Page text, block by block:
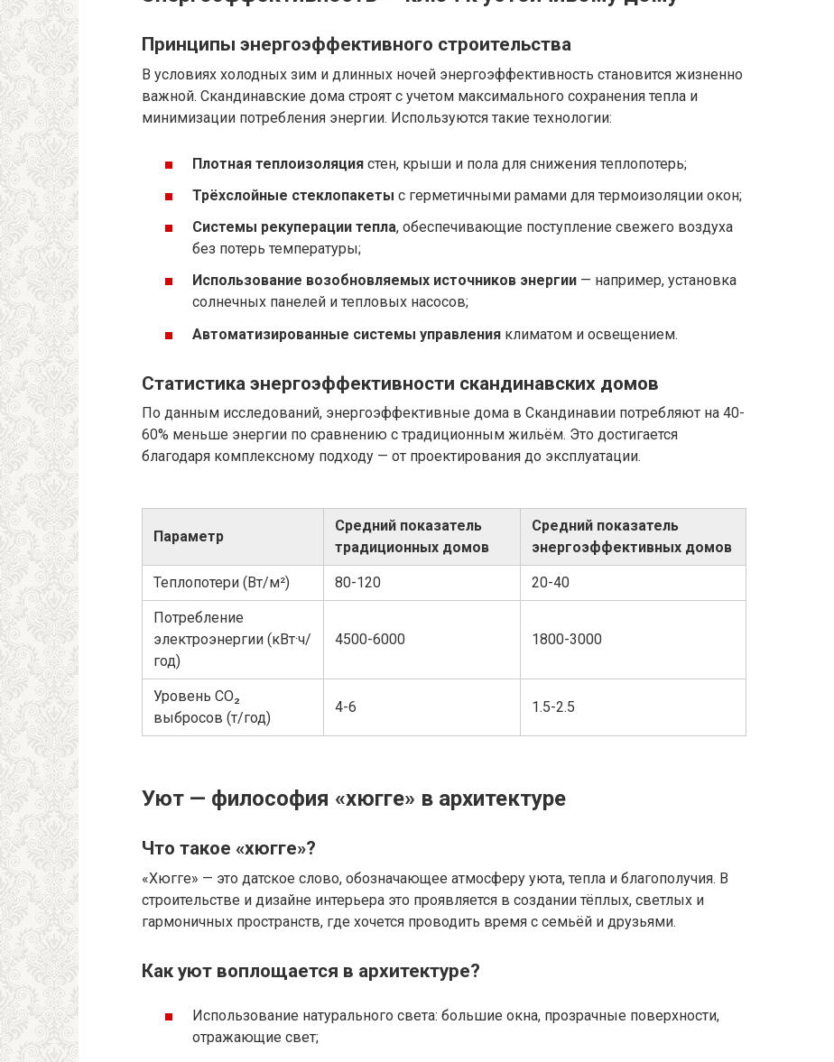
Принципы энергоэффективного строительства
В условиях холодных зим и длинных ночей энергоэффективность становится жизненно
важной. Скандинавские дома строят с учетом максимального сохранения тепла и
минимизации потребления энергии. Используются такие технологии:
Плотная теплоизоляция стен, крыши и пола для снижения теплопотерь;
Трёхслойные стеклопакеты с герметичными рамами для термоизоляции окон;
Системы рекуперации тепла, обеспечивающие поступление свежего воздуха
без потерь температуры;
Использование возобновляемых источников энергии — например, установка
солнечных панелей и тепловых насосов;
Автоматизированные системы управления климатом и освещением.
Статистика энергоэффективности скандинавских домов
По данным исследований, энергоэффективные дома в Скандинавии потребляют на 40-
60% меньше энергии по сравнению с традиционным жильём. Это достигается
благодаря комплексному подходу — от проектирования до эксплуатации.
Параметр
Средний показатель
традиционных домов
Средний показатель
энергоэффективных домов
Теплопотери (Вт/м²) 80-120 20-40
Потребление
электроэнергии (кВт·ч/
год)
4500-6000 1800-3000
Уровень CO₂
выбросов (т/год)
4-6 1.5-2.5
Уют — философия «хюгге» в архитектуре
Что такое «хюгге»?
«Хюгге» — это датское слово, обозначающее атмосферу уюта, тепла и благополучия. В
строительстве и дизайне интерьера это проявляется в создании тёплых, светлых и
гармоничных пространств, где хочется проводить время с семьёй и друзьями.
Как уют воплощается в архитектуре?
Использование натурального света: большие окна, прозрачные поверхности,
отражающие свет;